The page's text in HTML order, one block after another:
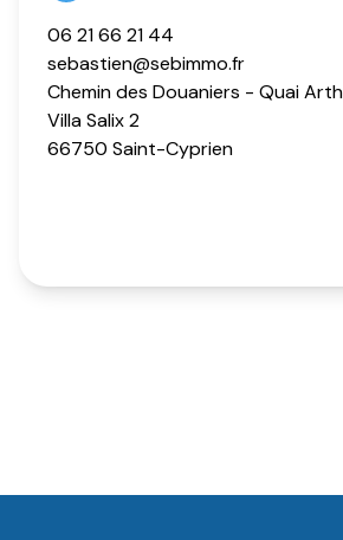
06 21 66 21 44
sebastien@sebimmo.fr
Chemin des Douaniers - Quai
Villa Salix 2
66750 Saint-Cyprien